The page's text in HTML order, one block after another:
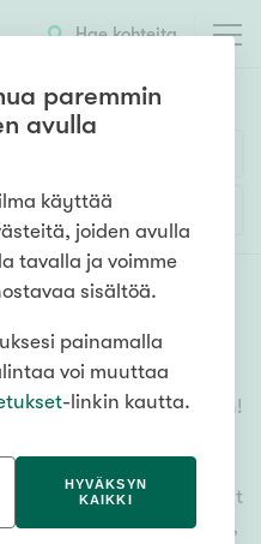
Hae kohteita
4h 5h+
6380)
oli tarpeesi mikä vain!
kiinteistönvälittäjien
elämäsi
alta kaikki myytävät
hakutyökaluamme,
paremmin
avulla
käyttää
joiden avulla
tavalla ja voimme
sisältöä.
painamalla
voi muuttaa
-linkin kautta.
HYVÄKSYN
KAIKKI